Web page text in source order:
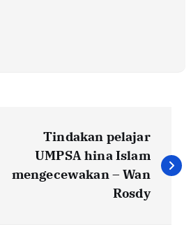
Tindakan pelajar
UMPSA hina Islam
mengecewakan – Wan
Rosdy